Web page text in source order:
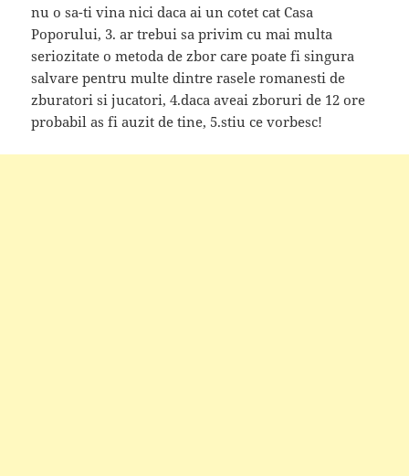
nu o sa-ti vina nici daca ai un cotet cat Casa
Poporului, 3. ar trebui sa privim cu mai multa
seriozitate o metoda de zbor care poate fi singura
salvare pentru multe dintre rasele romanesti de
zburatori si jucatori, 4.daca aveai zboruri de 12 ore
probabil as fi auzit de tine, 5.stiu ce vorbesc!